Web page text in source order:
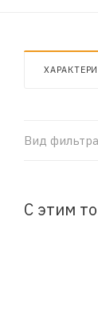
Вид фильтра
С этим